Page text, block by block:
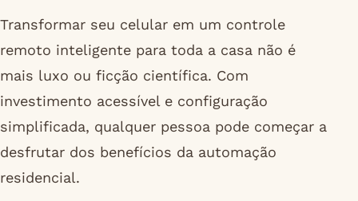
Transformar seu celular em um controle
remoto inteligente para toda a casa não é
mais luxo ou ficção científica. Com
investimento acessível e configuração
simplificada, qualquer pessoa pode começar a
desfrutar dos benefícios da automação
residencial.